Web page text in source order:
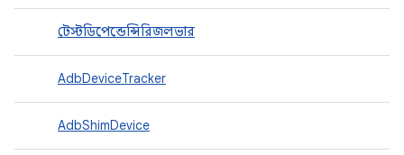
টেস্টডিপেন্ডেন্সিরিজলভার
AdbDeviceTracker
AdbShimDevice